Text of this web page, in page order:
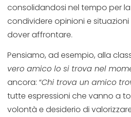
consolidandosi nel tempo per
condividere opinioni e
dover affrontare.
Pensiamo, ad esempio, alla
vero amico lo si trova nel
ancora: “Chi trova un amico
tutte espressioni che vanno a
volontà e desiderio di